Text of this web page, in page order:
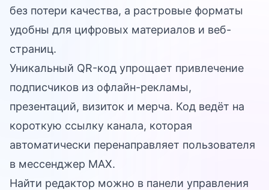
без потери качества, а растровые форматы
удобны для цифровых материалов и веб-
страниц.
Уникальный QR-код упрощает привлечение
подписчиков из офлайн-рекламы,
презентаций, визиток и мерча. Код ведёт на
короткую ссылку канала, которая
автоматически перенаправляет пользователя
в мессенджер MAX.
Найти редактор можно в панели управления